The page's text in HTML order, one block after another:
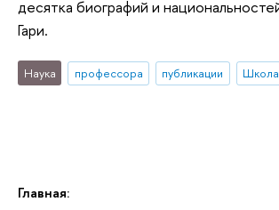
Главная:
десятка биографий и
Гари.
Наука профессора публикации Школа